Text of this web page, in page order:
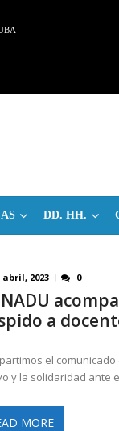
DD. HH.
abril, 2023 0
a
el
y la solidaridad ante
MORE